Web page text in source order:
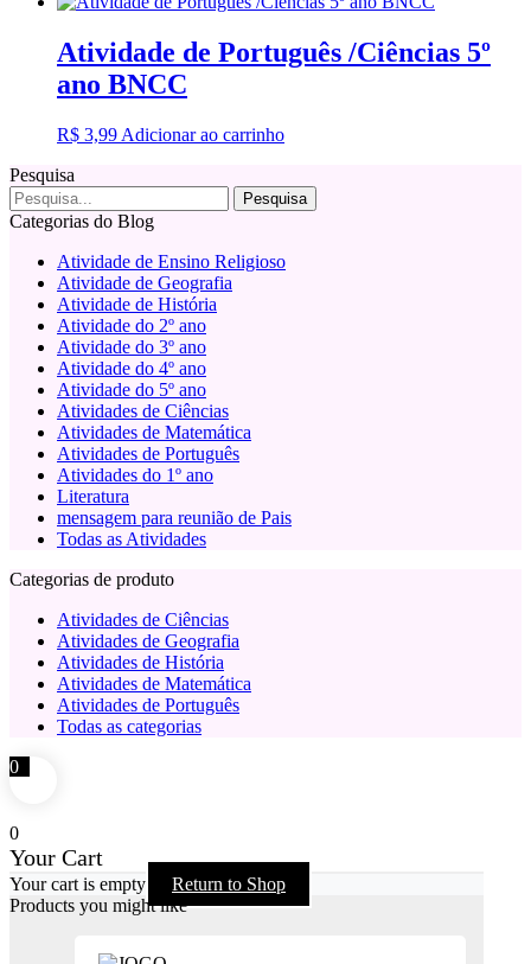
Atividade de Português /Ciências 5º
ano BNCC
R$ 3,99 Adicionar ao carrinho
Pesquisa
Categorias do Blog
Atividade de Ensino Religioso
Atividade de Geografia
Atividade de História
Atividade do 2º ano
Atividade do 3º ano
Atividade do 4º ano
Atividade do 5º ano
Atividades de Ciências
Atividades de Matemática
Atividades de Português
Atividades do 1º ano
Literatura
mensagem para reunião de Pais
Todas as Atividades
Categorias de produto
Atividades de Ciências
Atividades de Geografia
Atividades de História
Atividades de Matemática
Atividades de Português
Todas as categorias
0
0
Your Cart
Your cart is empty
Return to Shop
Products you might like